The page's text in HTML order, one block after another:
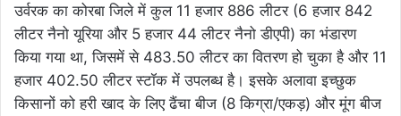
उर्वरक का कोरबा जिले में कुल 11 हजार 886 लीटर (6 हजार 842
लीटर नैनो यूरिया और 5 हजार 44 लीटर नैनो डीएपी) का भंडारण
किया गया था, जिसमें से 483.50 लीटर का वितरण हो चुका है और 11
हजार 402.50 लीटर स्टॉक में उपलब्ध है। इसके अलावा इच्छुक
किसानों को हरी खाद के लिए ढैंचा बीज (8 किग्रा/एकड़) और मूंग बीज